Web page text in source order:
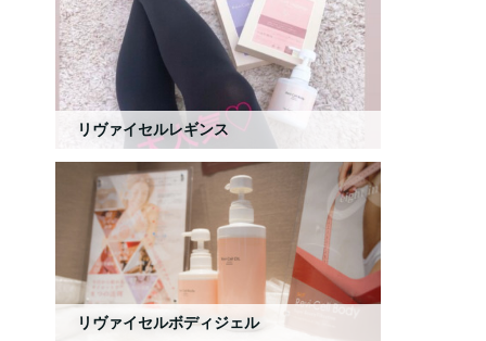
リヴァイセルレギンス
リヴァイセルボディジェル